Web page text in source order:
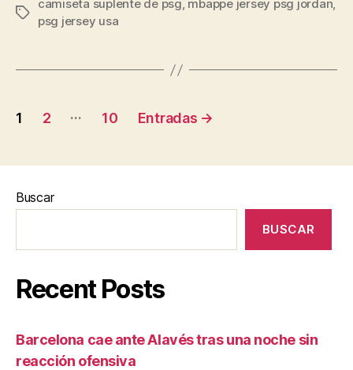
Etiquetas
camiseta suplente de psg, mbappe jersey psg jordan,
psg jersey usa
Paginación
entradas
1 2 … 10 Entradas →
Buscar
BUSCAR
Recent Posts
Barcelona cae ante Alavés tras una noche sin
reacción ofensiva